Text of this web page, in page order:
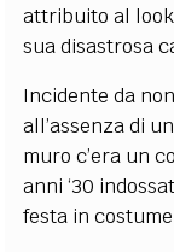
attribuito al
sua disastrosa
Incidente da
all’assenza di
muro c’era un
anni ‘30
festa in